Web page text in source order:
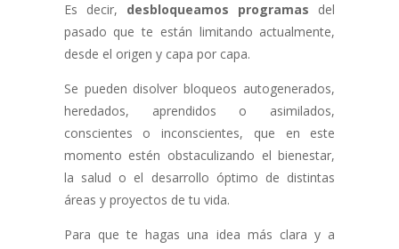
Es decir, desbloqueamos programas del
pasado que te están limitando actualmente,
desde el origen y capa por capa.
Se pueden disolver bloqueos autogenerados,
heredados, aprendidos o asimilados,
conscientes o inconscientes, que en este
momento estén obstaculizando el bienestar,
la salud o el desarrollo óptimo de distintas
áreas y proyectos de tu vida.
Para que te hagas una idea más clara y a